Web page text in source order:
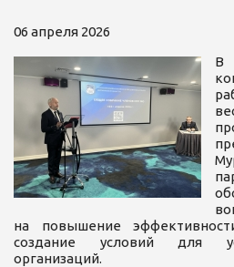
06 апреля 2026
В
на повышение
создание условий для
организаций.